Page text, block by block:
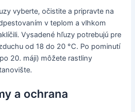
vyberte, očistite a pripravte na
v teplom a vlhkom
Vysadené hľuzy potrebujú pre
od 18 do 20 °C. Po pominutí
20. máji) môžete rastliny
a ochrana